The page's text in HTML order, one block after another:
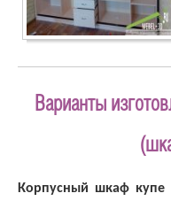
Варианты
Корпусный шкаф купе